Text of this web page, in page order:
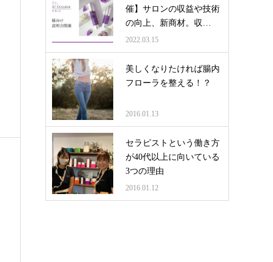
催】サロンの収益や技術
の向上、新商材。収…
2022.03.15
美しくなりたければ腸内
フローラを整える！？
2016.01.13
セラピストという働き方
が40代以上に向いている
3つの理由
2016.01.12